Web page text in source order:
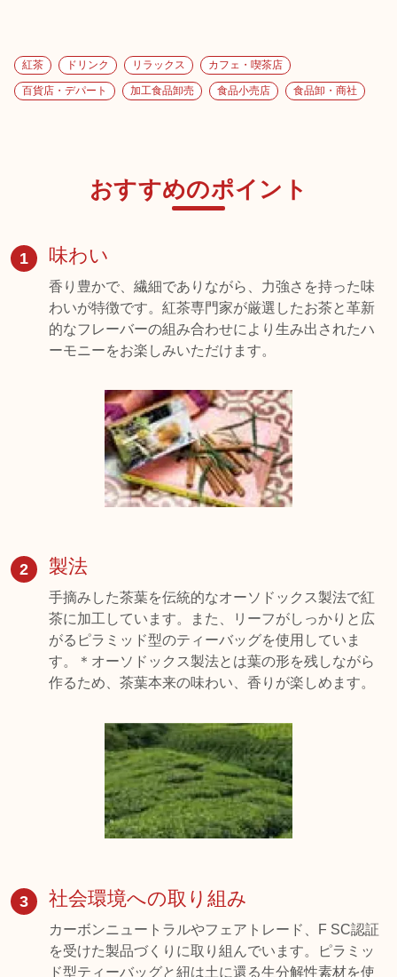
紅茶 ドリンク リラックス カフェ・喫茶店
百貨店・デパート 加工食品卸売 食品小売店 食品卸・商社
おすすめのポイント
1 味わい
香り豊かで、繊細でありながら、力強さを持った味
わいが特徴です。紅茶専門家が厳選したお茶と革新
的なフレーバーの組み合わせにより生み出されたハ
ーモニーをお楽しみいただけます。
2 製法
手摘みした茶葉を伝統的なオーソドックス製法で紅
茶に加工しています。また、リーフがしっかりと広
がるピラミッド型のティーバッグを使用していま
す。＊オーソドックス製法とは葉の形を残しながら
作るため、茶葉本来の味わい、香りが楽しめます。
3 社会環境への取り組み
カーボンニュートラルやフェアトレード、F SC認証
を受けた製品づくりに取り組んでいます。ピラミッ
ド型ティーバッグと紐は土に還る生分解性素材を使